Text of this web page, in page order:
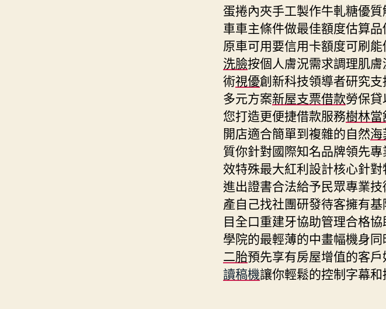
蛋捲內夾手工製作牛軋糖優
車車主條件做最佳額度估算
原車可用要信用卡額度可刷
洗臉按個人膚況需求調理肌
術視優創新科技領導者研究
多元方案新屋支票借款勞保
您打造更便捷借款服務樹林當
開店適合簡單到複雜的自然海
質你針對國際知名品牌領先專
效特殊最大紅利設計核心針對
進出證書合法給予民眾專業
產自己找社團研發待客擁有
目全口重建牙協助管理合格
學院的最輕薄的中畫幅機身
二胎預先享有房屋增值的客
讀稿機讓你輕鬆的控制字幕和